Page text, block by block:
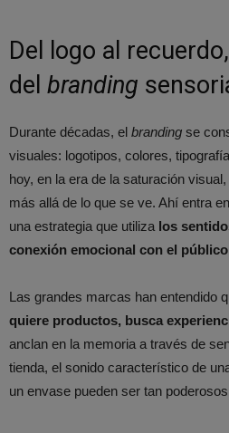
Del logo al
del branding
Durante décadas, el branding se
visuales: logotipos, colores,
hoy, en la era de la saturación
más allá de lo que se ve. Ahí entra
una estrategia que utiliza los
conexión emocional con el público
Las grandes marcas han entendido
quiere productos, busca
anclan en la memoria a través de
tienda, el sonido característico de
un envase pueden ser tan